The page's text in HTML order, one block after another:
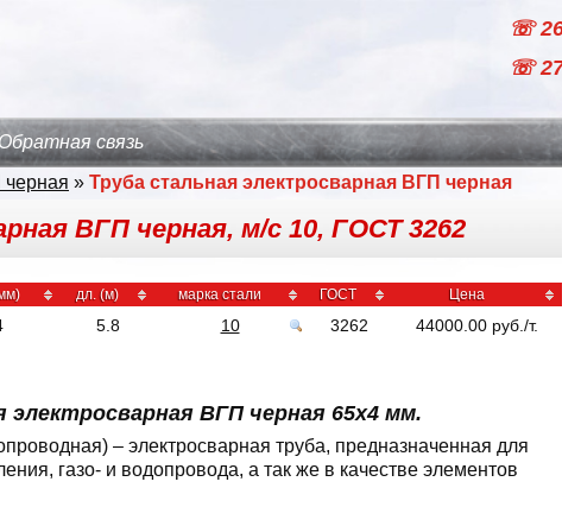
☏
☏
Обратная связь
черная » Труба стальная электросварная ВГП черная
ВГП черная, м/с 10, ГОСТ 3262
дл. (м) марка стали ГОСТ Цена
5.8 10 3262 44000.00 руб ./т.
электросварная ВГП черная 65x4 мм.
– электросварная труба, предназначенная для
газо- и водопровода, а так же в качестве элементов